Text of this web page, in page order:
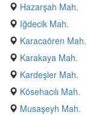
Hazarşah Mah.
Iğdecik Mah.
Karacaören Mah.
Karakaya Mah.
Kardeşler Mah.
Kösehacılı Mah.
Musaşeyh Mah.